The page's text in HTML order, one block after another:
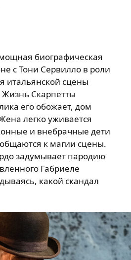
биографическая
с Тони Сервилло в роли
итальянской сцены
Скарпетты
его обожает, дом
легко уживается
и внебрачные дети
к магии сцены.
задумывает пародию
Габриеле
какой скандал